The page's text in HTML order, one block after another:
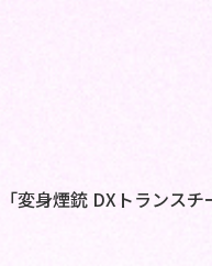
変身煙銃 DXトランスチ